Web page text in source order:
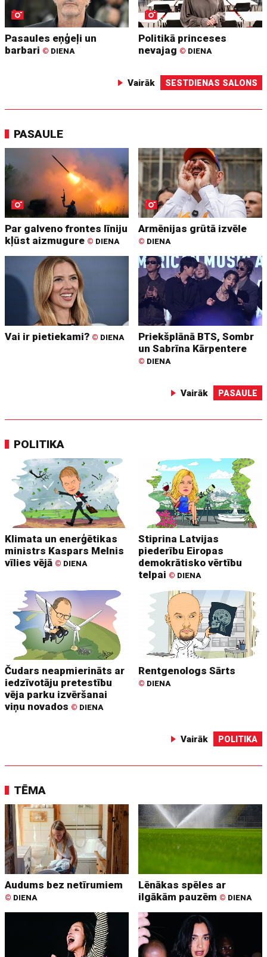
Pasaules eņģeļi un
barbari © DIENA
Politikā princeses
nevajag © DIENA
Vairāk SESTDIENAS SALONS
PASAULE
Par galveno frontes līniju
kļūst aizmugure © DIENA
Armēnijas grūtā izvēle
© DIENA
Vai ir pietiekami? © DIENA
Priekšplānā BTS, Sombr
un Sabrīna Kārpentere
© DIENA
Vairāk PASAULE
POLITIKA
Klimata un enerģētikas
ministrs Kaspars Melnis
vīlies vējā © DIENA
Stiprina Latvijas
piederību Eiropas
demokrātisko vērtību
telpai © DIENA
Čudars neapmierināts ar
iedzīvotāju pretestību
vēja parku izvēršanai
viņu novados © DIENA
Rentgenologs Sārts
© DIENA
Vairāk POLITIKA
TĒMA
Audums bez netīrumiem
© DIENA
Lēnākas spēles ar
ilgākām pauzēm © DIENA